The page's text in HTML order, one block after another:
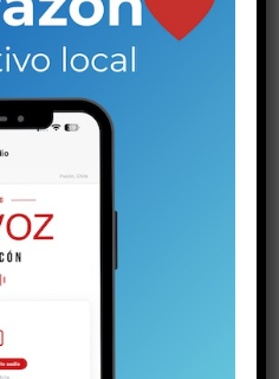
GUSTARTE
V-87-2025
23, 2026